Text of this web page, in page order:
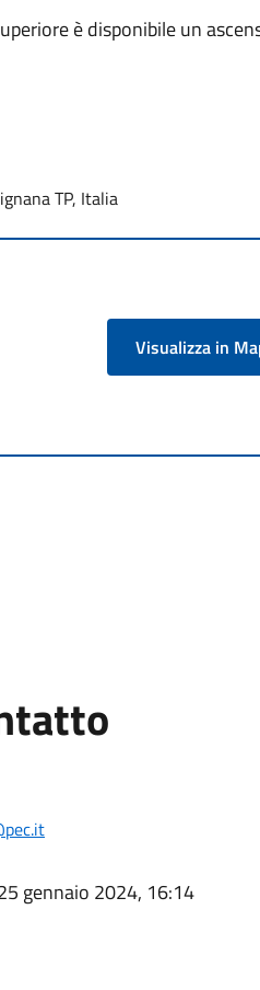
è disponibile un
TP, Italia
Visualizza in
gennaio 2024, 16:14